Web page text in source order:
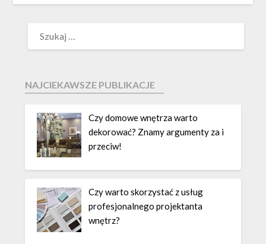
NAJCIEKAWSZE PUBLIKACJE
Czy domowe wnętrza warto
dekorować? Znamy argumenty za i
przeciw!
Czy warto skorzystać z usług
profesjonalnego projektanta
wnętrz?